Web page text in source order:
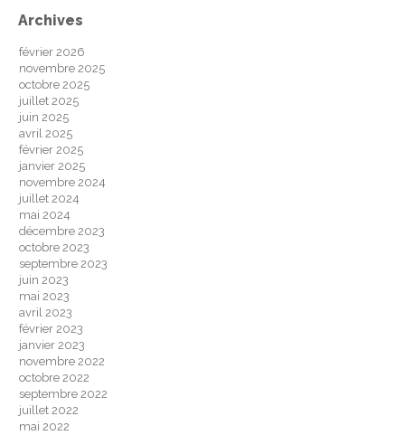
Archives
février 2026
novembre 2025
octobre 2025
juillet 2025
juin 2025
avril 2025
février 2025
janvier 2025
novembre 2024
juillet 2024
mai 2024
décembre 2023
octobre 2023
septembre 2023
juin 2023
mai 2023
avril 2023
février 2023
janvier 2023
novembre 2022
octobre 2022
septembre 2022
juillet 2022
mai 2022